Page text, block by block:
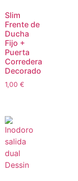
Slim
Frente de
Ducha
Fijo +
Puerta
Corredera
Decorado
1,00 €